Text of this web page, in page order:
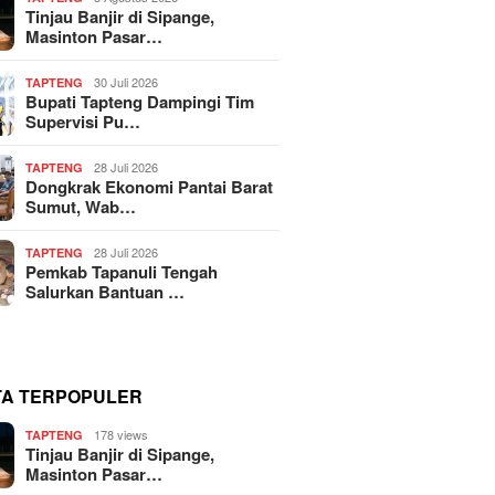
Tinjau Banjir di Sipange,
Masinton Pasar…
TAPTENG 30 Juli 2026
Bupati Tapteng Dampingi Tim
Supervisi Pu…
TAPTENG 28 Juli 2026
Dongkrak Ekonomi Pantai Barat
Sumut, Wab…
TAPTENG 28 Juli 2026
Pemkab Tapanuli Tengah
Salurkan Bantuan …
TERPOPULER
TAPTENG 178 views
Tinjau Banjir di Sipange,
Masinton Pasar…